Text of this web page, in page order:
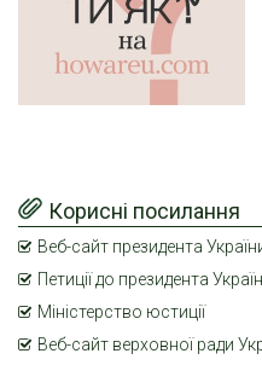
Корисні посилання
Веб-сайт президента
Петиції до президента
Міністерство юстиції
Веб-сайт верховної ради